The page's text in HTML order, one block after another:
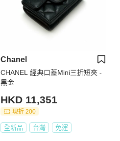
Chanel
CHANEL 經典口蓋Mini三折短夾 -
黑金
HKD 11,351
現折 200
全新品 台灣 免運